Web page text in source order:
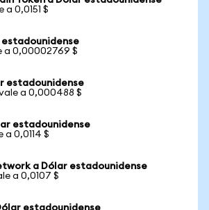
a 0,0151 $
estadounidense
a 0,00002769 $
estadounidense
a 0,000488 $
estadounidense
a 0,0114 $
a Dólar estadounidense
a 0,0107 $
estadounidense